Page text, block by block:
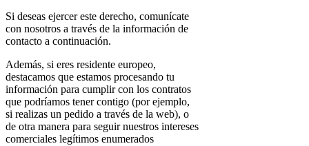
Si deseas ejercer este derecho, comunícate
con nosotros a través de la información de
contacto a continuación.
Además, si eres residente europeo,
destacamos que estamos procesando tu
información para cumplir con los contratos
que podríamos tener contigo (por ejemplo,
si realizas un pedido a través de la web), o
de otra manera para seguir nuestros intereses
comerciales legítimos enumerados